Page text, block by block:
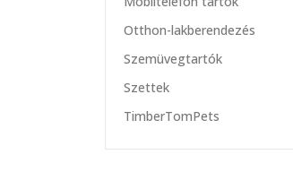
Otthon-lakberendezés
Szemüvegtartók
Szettek
TimberTomPets